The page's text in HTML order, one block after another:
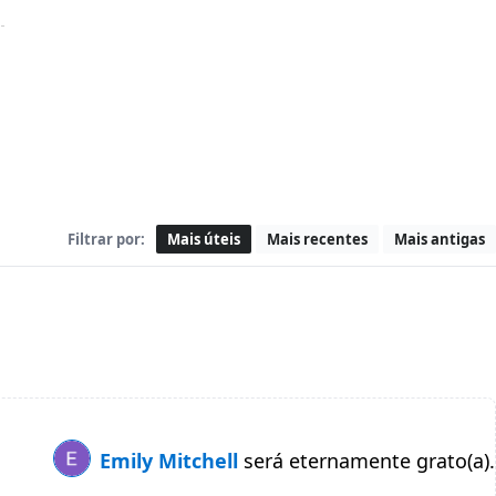
Filtrar por: Mais úteis Mais recentes Mais antigas
Emily Mitchell será eternamente grato(a).